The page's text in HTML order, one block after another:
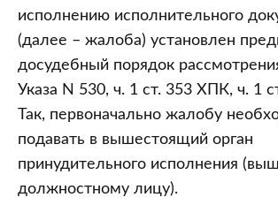
исполнению исполнительного
(далее – жалоба) установлен
досудебный порядок
Указа N 530, ч. 1 ст. 353 ХПК, ч. 1
Так, первоначально жалобу
подавать в вышестоящий орган
принудительного исполнения
должностному лицу).